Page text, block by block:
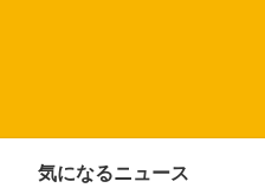
気になるニュース